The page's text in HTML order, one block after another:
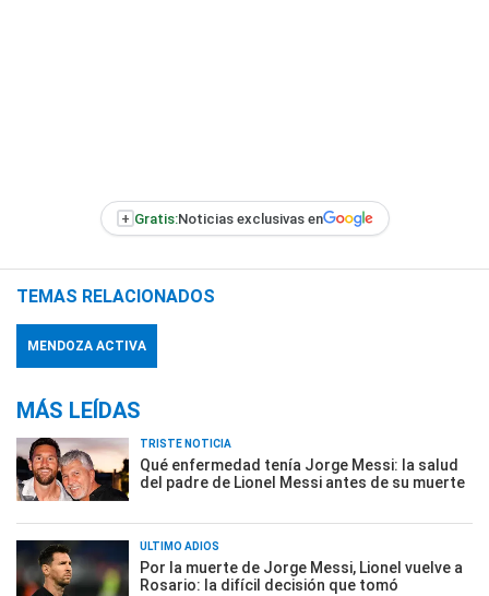
+ Gratis:Noticias exclusivas en
TEMAS RELACIONADOS
MENDOZA ACTIVA
MÁS LEÍDAS
TRISTE NOTICIA
Qué enfermedad tenía Jorge Messi: la salud
del padre de Lionel Messi antes de su muerte
ÚLTIMO ADIÓS
Por la muerte de Jorge Messi, Lionel vuelve a
Rosario: la difícil decisión que tomó